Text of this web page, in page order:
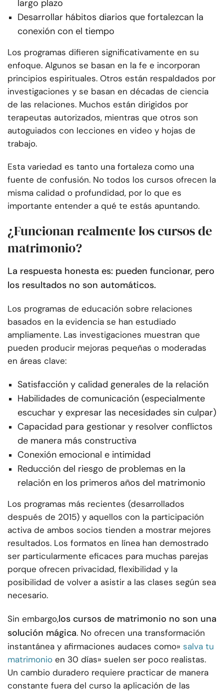
largo plazo
Desarrollar hábitos diarios que fortalezcan la
conexión con el tiempo
Los programas difieren significativamente en su
enfoque. Algunos se basan en la fe e incorporan
principios espirituales. Otros están respaldados por
investigaciones y se basan en décadas de ciencia
de las relaciones. Muchos están dirigidos por
terapeutas autorizados, mientras que otros son
autoguiados con lecciones en video y hojas de
trabajo.
Esta variedad es tanto una fortaleza como una
fuente de confusión. No todos los cursos ofrecen la
misma calidad o profundidad, por lo que es
importante entender a qué te estás apuntando.
¿Funcionan realmente los cursos de
matrimonio?
La respuesta honesta es: pueden funcionar, pero
los resultados no son automáticos.
Los programas de educación sobre relaciones
basados en la evidencia se han estudiado
ampliamente. Las investigaciones muestran que
pueden producir mejoras pequeñas o moderadas
en áreas clave:
Satisfacción y calidad generales de la relación
Habilidades de comunicación (especialmente
escuchar y expresar las necesidades sin culpar)
Capacidad para gestionar y resolver conflictos
de manera más constructiva
Conexión emocional e intimidad
Reducción del riesgo de problemas en la
relación en los primeros años del matrimonio
Los programas más recientes (desarrollados
después de 2015) y aquellos con la participación
activa de ambos socios tienden a mostrar mejores
resultados. Los formatos en línea han demostrado
ser particularmente eficaces para muchas parejas
porque ofrecen privacidad, flexibilidad y la
posibilidad de volver a asistir a las clases según sea
necesario.
Sin embargo,los cursos de matrimonio no son una
solución mágica. No ofrecen una transformación
instantánea y afirmaciones audaces como» salva tu
matrimonio en 30 días» suelen ser poco realistas.
Un cambio duradero requiere practicar de manera
constante fuera del curso la aplicación de las